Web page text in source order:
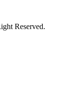
Reserved.